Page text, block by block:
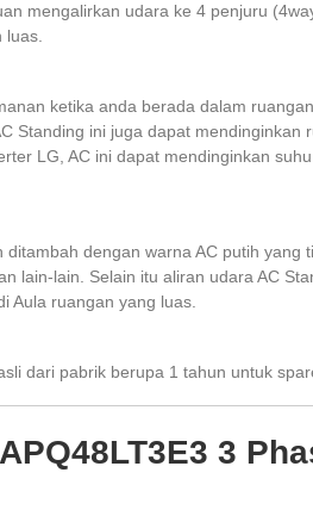
mengalirkan udara ke 4 penjuru
ketika anda berada dalam
Standing ini juga dapat
LG, AC ini dapat mendinginkan
dengan warna AC putih
lain-lain. Selain itu aliran udara AC
Aula ruangan yang luas.
dari pabrik berupa 1 tahun untuk
APQ48LT3E3 3